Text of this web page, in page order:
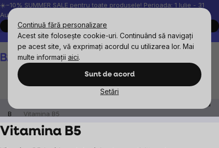
Continuă fără personalizare
Acest site folosește cookie-uri. Continuând să navigați
pe acest site, vă exprimați acordul cu utilizarea lor. Mai
multe informații aici.
Sunt de acord
Setări
Treci
la
conținut
☀️−10% SUMMER SALE pentru toate produsele! Perioada: 1 Iulie - 31
August, 2026.
Cumpără acum
Peste 200.000 de recenzii verificate
Produsele noastre sunt
Coş
de
Vitamina
B
Vitamina B5
Vitamina B5